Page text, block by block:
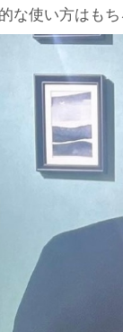
な使い方はも